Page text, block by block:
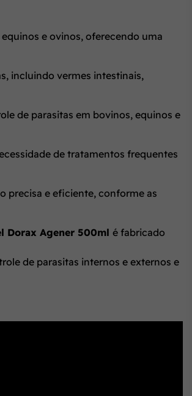
e ovinos, oferecendo uma
incluindo vermes intestinais,
de parasitas em bovinos, equinos e
de tratamentos frequentes
precisa e eficiente, conforme as
Dorax Agener 500ml é fabricado
de parasitas internos e externos e